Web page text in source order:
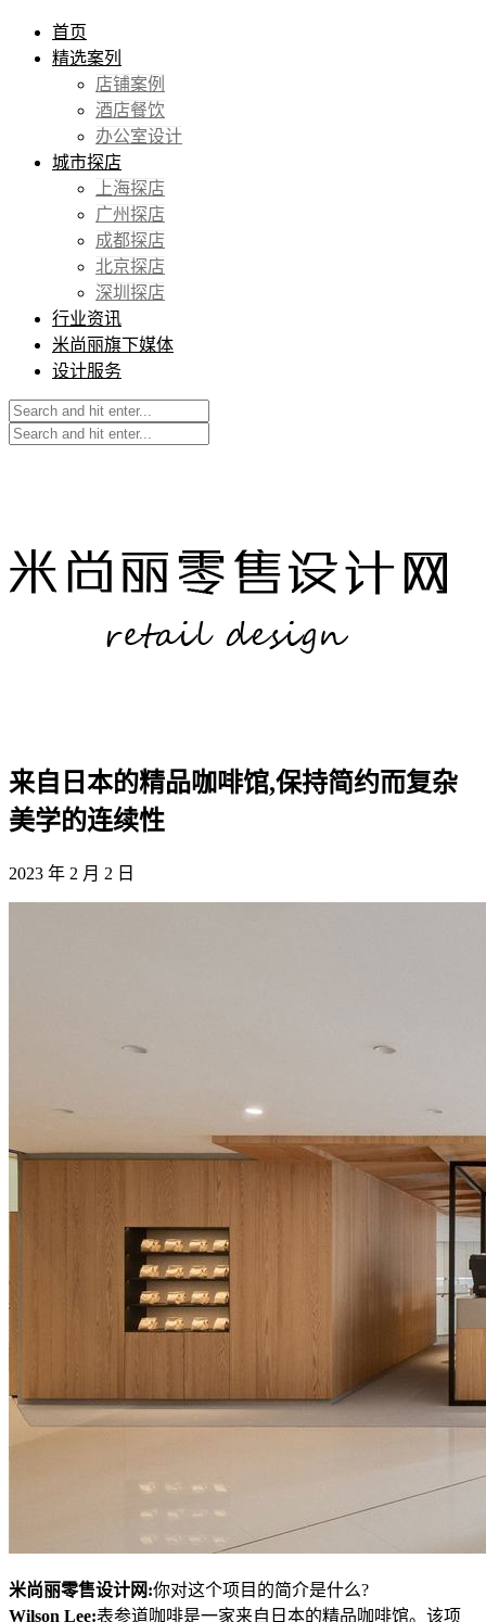
首页
精选案列
店铺案例
酒店餐饮
办公室设计
城市探店
上海探店
广州探店
成都探店
北京探店
深圳探店
行业资讯
米尚丽旗下媒体
设计服务
来自日本的精品咖啡馆,保持简约而复杂
美学的连续性
2023 年 2 月 2 日
米尚丽零售设计网:你对这个项目的简介是什么?
Wilson Lee:表参道咖啡是一家来自日本的精品咖啡馆。该项